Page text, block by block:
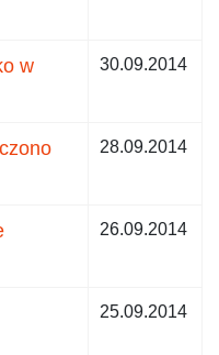
w
30.09.2014
28.09.2014
26.09.2014
25.09.2014